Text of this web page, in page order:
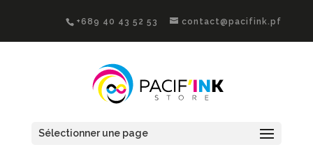
+689 40 43 52 53 contact@pacifink.pf
Sélectionner une page